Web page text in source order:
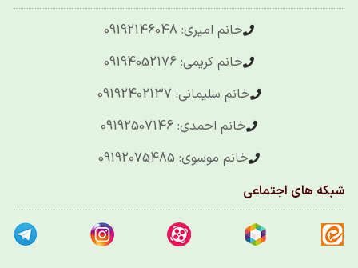
خانم امیری: 09192146048
خانم کریمی: 09194052176
خانم سلیمانی: 09192402137
خانم احمدی: 09192507146
خانم موسوی: 09192075485
شبکه های اجتماعی